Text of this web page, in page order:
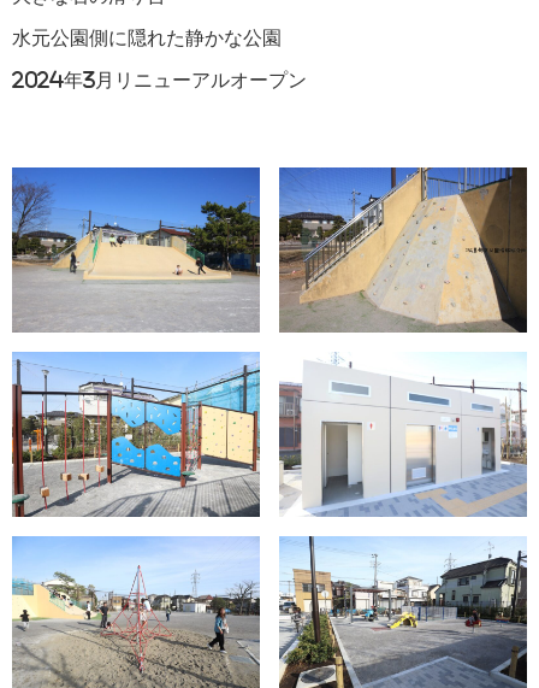
水元公園側に隠れた静かな公園
2024年3月リニューアルオープン